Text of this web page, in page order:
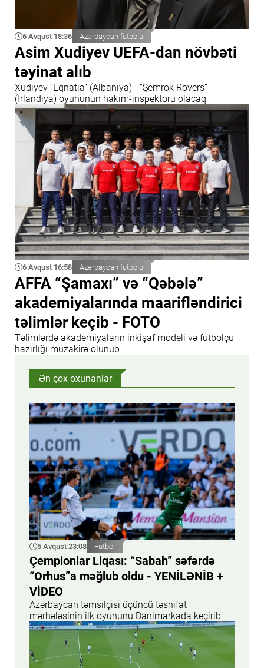
6 Avqust 18:36 Azərbaycan futbolu
Asim Xudiyev UEFA-dan növbəti
təyinat alıb
Xudiyev “Eqnatia” (Albaniya) - “Şemrok Rovers”
(İrlandiya) oyununun hakim-inspektoru olacaq
6 Avqust 16:58 Azərbaycan futbolu
AFFA “Şamaxı” və “Qəbələ”
akademiyalarında maarifləndirici
təlimlər keçib - FOTO
Təlimlərdə akademiyaların inkişaf modeli və futbolçu
hazırlığı müzakirə olunub
Ən çox oxunanlar
5 Avqust 23:08 Futbol
Çempionlar Liqası: “Sabah” səfərdə
“Orhus”a məğlub oldu - YENİLƏNİB +
VİDEO
Azərbaycan təmsilçisi üçüncü təsnifat
mərhələsinin ilk oyununu Danimarkada keçirib